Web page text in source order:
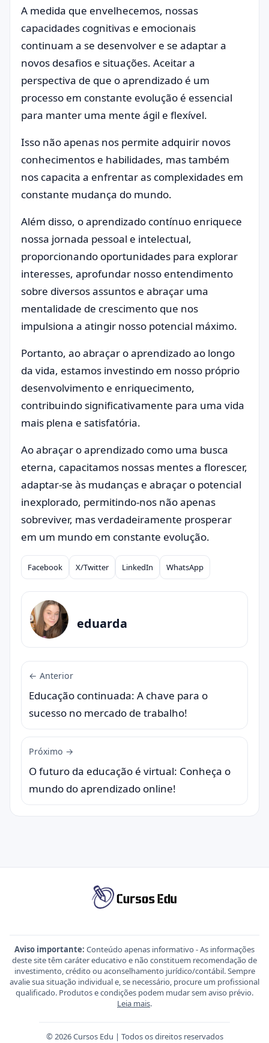
A medida que envelhecemos, nossas
capacidades cognitivas e emocionais
continuam a se desenvolver e se adaptar a
novos desafios e situações. Aceitar a
perspectiva de que o aprendizado é um
processo em constante evolução é essencial
para manter uma mente ágil e flexível.
Isso não apenas nos permite adquirir novos
conhecimentos e habilidades, mas também
nos capacita a enfrentar as complexidades em
constante mudança do mundo.
Além disso, o aprendizado contínuo enriquece
nossa jornada pessoal e intelectual,
proporcionando oportunidades para explorar
interesses, aprofundar nosso entendimento
sobre diversos assuntos e abraçar uma
mentalidade de crescimento que nos
impulsiona a atingir nosso potencial máximo.
Portanto, ao abraçar o aprendizado ao longo
da vida, estamos investindo em nosso próprio
desenvolvimento e enriquecimento,
contribuindo significativamente para uma vida
mais plena e satisfatória.
Ao abraçar o aprendizado como uma busca
eterna, capacitamos nossas mentes a florescer,
adaptar-se às mudanças e abraçar o potencial
inexplorado, permitindo-nos não apenas
sobreviver, mas verdadeiramente prosperar
em um mundo em constante evolução.
Compartilhar
Facebook X/Twitter LinkedIn WhatsApp
eduarda
← Anterior
Educação continuada: A chave para o
sucesso no mercado de trabalho!
Próximo →
O futuro da educação é virtual: Conheça o
mundo do aprendizado online!
Aviso importante: Conteúdo apenas informativo - As informações
deste site têm caráter educativo e não constituem recomendação de
investimento, crédito ou aconselhamento jurídico/contábil. Sempre
avalie sua situação individual e, se necessário, procure um profissional
qualificado. Produtos e condições podem mudar sem aviso prévio.
Leia mais.
© 2026 Cursos Edu | Todos os direitos reservados